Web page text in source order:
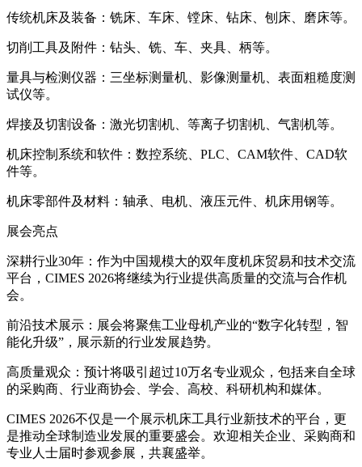
传统机床及装备：铣床、车床、镗床、钻床、刨床、磨床等。
切削工具及附件：钻头、铣、车、夹具、柄等。
量具与检测仪器：三坐标测量机、影像测量机、表面粗糙度测
试仪等。
焊接及切割设备：激光切割机、等离子切割机、气割机等。
机床控制系统和软件：数控系统、PLC、CAM软件、CAD软
件等。
机床零部件及材料：轴承、电机、液压元件、机床用钢等。
展会亮点
深耕行业30年：作为中国规模大的双年度机床贸易和技术交流
平台，CIMES 2026将继续为行业提供高质量的交流与合作机
会。
前沿技术展示：展会将聚焦工业母机产业的“数字化转型，智
能化升级”，展示新的行业发展趋势。
高质量观众：预计将吸引超过10万名专业观众，包括来自全球
的采购商、行业商协会、学会、高校、科研机构和媒体。
CIMES 2026不仅是一个展示机床工具行业新技术的平台，更
是推动全球制造业发展的重要盛会。欢迎相关企业、采购商和
专业人士届时参观参展，共襄盛举。